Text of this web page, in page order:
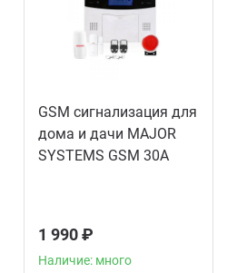
GSM сигнализация для
дома и дачи MAJOR
SYSTEMS GSM 30A
1 990 ₽
Наличие: много